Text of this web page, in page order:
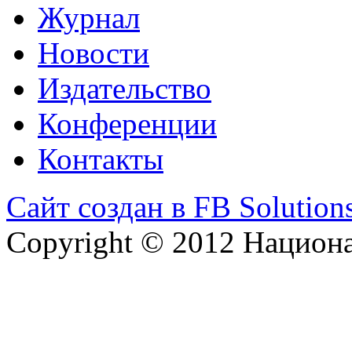
Журнал
Новости
Издательство
Конференции
Контакты
Сайт создан в FB
Copyright © 2012